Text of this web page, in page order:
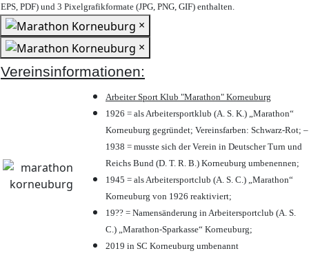
EPS, PDF) und 3 Pixelgrafikformate (JPG, PNG, GIF) enthalten.
×
×
Vereinsinformationen:
Arbeiter Sport Klub "Marathon" Korneuburg
1926 = als Arbeitersportklub (A. S. K.) „Marathon“
Korneuburg gegründet; Vereinsfarben: Schwarz-Rot; –
1938 = musste sich der Verein in Deutscher Turn und
Reichs Bund (D. T. R. B.) Korneuburg umbenennen;
1945 = als Arbeitersportclub (A. S. C.) „Marathon“
Korneuburg von 1926 reaktiviert;
19?? = Namensänderung in Arbeitersportclub (A. S.
C.) „Marathon-Sparkasse“ Korneuburg;
2019 in SC Korneuburg umbenannt